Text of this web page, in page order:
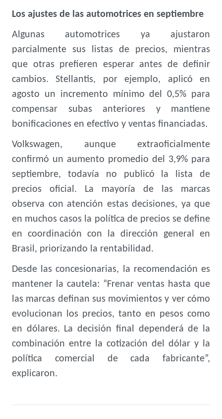
Los ajustes de las automotrices en septiembre
Algunas automotrices ya ajustaron
parcialmente sus listas de precios, mientras
que otras prefieren esperar antes de definir
cambios. Stellantis, por ejemplo, aplicó en
agosto un incremento mínimo del 0,5% para
compensar subas anteriores y mantiene
bonificaciones en efectivo y ventas financiadas.
Volkswagen, aunque extraoficialmente
confirmó un aumento promedio del 3,9% para
septiembre, todavía no publicó la lista de
precios oficial. La mayoría de las marcas
observa con atención estas decisiones, ya que
en muchos casos la política de precios se define
en coordinación con la dirección general en
Brasil, priorizando la rentabilidad.
Desde las concesionarias, la recomendación es
mantener la cautela: “Frenar ventas hasta que
las marcas definan sus movimientos y ver cómo
evolucionan los precios, tanto en pesos como
en dólares. La decisión final dependerá de la
combinación entre la cotización del dólar y la
política comercial de cada fabricante”,
explicaron.